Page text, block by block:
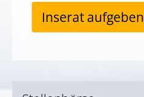
Inserat aufgeben